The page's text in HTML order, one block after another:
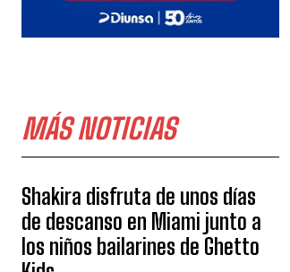
MÁS NOTICIAS
Shakira disfruta de unos días
de descanso en Miami junto a
los niños bailarines de Ghetto